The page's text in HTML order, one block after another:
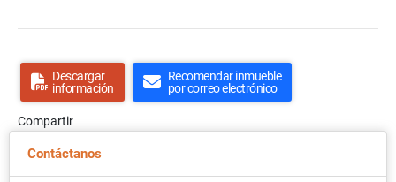
Descargar
información
Recomendar inmueble
por correo electrónico
Compartir
Contáctanos